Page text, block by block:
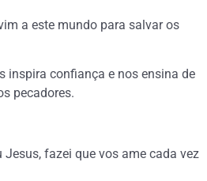
a este mundo para salvar os
inspira confiança e nos ensina de
pecadores.
Jesus, fazei que vos ame cada vez